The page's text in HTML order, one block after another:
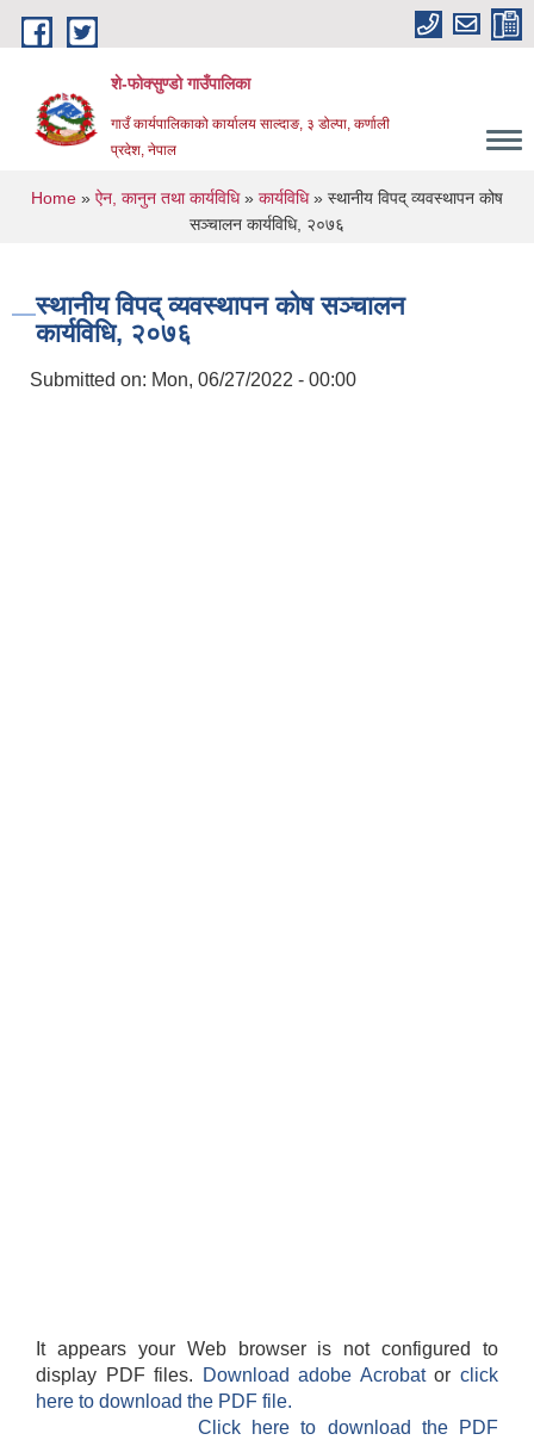
Skip to main content
शे-फोक्सुण्डो गाउँपालिका
गाउँ कार्यपालिकाको कार्यालय साल्दाङ, ३ डोल्पा, कर्णाली
प्रदेश, नेपाल
You are here
Home » ऐन, कानुन तथा कार्यविधि» कार्यविधि» स्थानीय विपद् व्यवस्थापन कोष
सञ्चालन कार्यविधि, २०७६
स्थानीय विपद् व्यवस्थापन कोष सञ्चालन
कार्यविधि, २०७६
Submitted on: Mon, 06/27/2022 - 00:00
It appears your Web browser is not configured to
display PDF files.
Download adobe Acrobatorclick
here to download the PDF file.
Click here to download the PDF